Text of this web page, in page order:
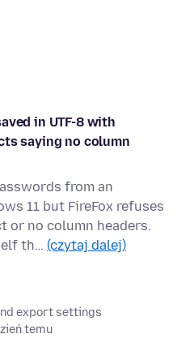
in UTF-8 with
saying no column
from an
11 but FireFox refuses
or no column headers.
th… (czytaj dalej)
export settings
temu